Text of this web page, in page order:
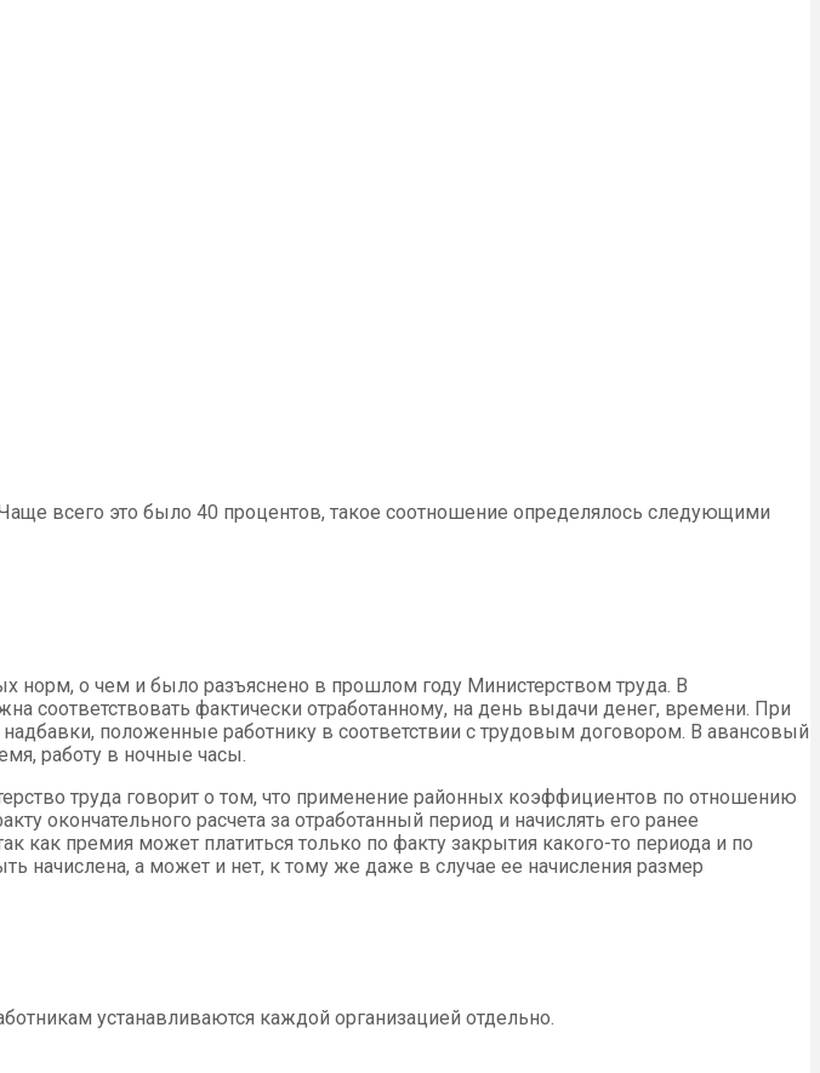
всего это было 40 процентов, такое соотношение определялось следующими
норм, о чем и было разъяснено в прошлом году Министерством труда. В
соответствовать фактически отработанному, на день выдачи денег, времени. При
положенные работнику в соответствии с трудовым договором. В авансовый
работу в ночные часы.
труда говорит о том, что применение районных коэффициентов по отношению
окончательного расчета за отработанный период и начислять его ранее
премия может платиться только по факту закрытия какого-то периода и по
начислена, а может и нет, к тому же даже в случае ее начисления размер
устанавливаются каждой организацией отдельно.